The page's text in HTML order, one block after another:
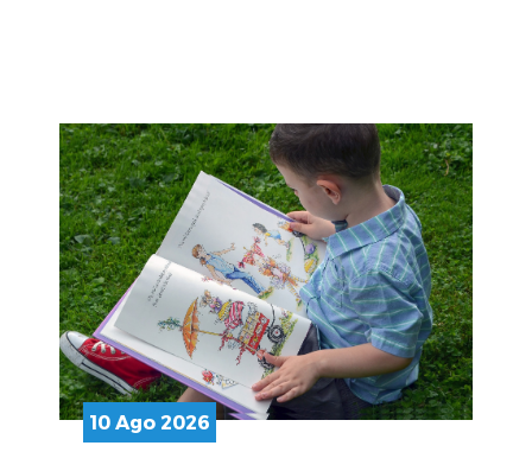
10 Ago 2026